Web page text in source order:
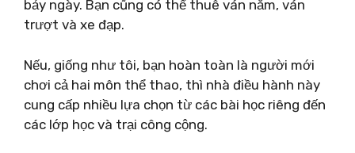
bảy ngày. Bạn cũng có thể thuê ván nằm, ván
trượt và xe đạp.
Nếu, giống như tôi, bạn hoàn toàn là người mới
chơi cả hai môn thể thao, thì nhà điều hành này
cung cấp nhiều lựa chọn từ các bài học riêng đến
các lớp học và trại công cộng.